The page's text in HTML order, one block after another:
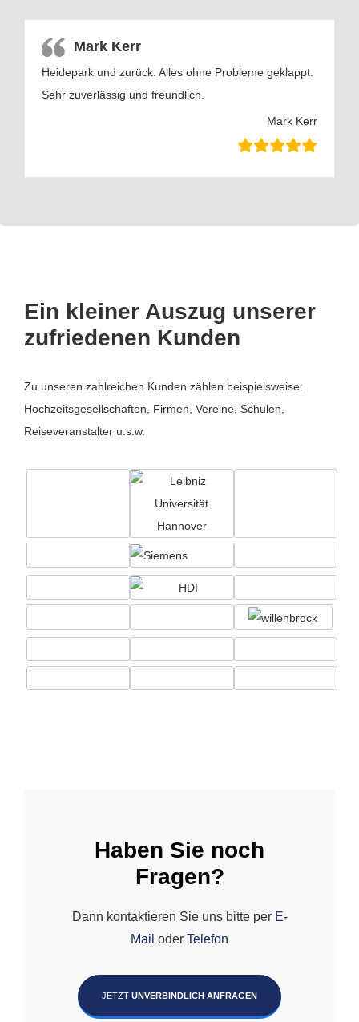
Mark Kerr
Heidepark und zurück. Alles ohne Probleme geklappt.
Sehr zuverlässig und freundlich.
Mark Kerr
Ein kleiner Auszug unserer
zufriedenen Kunden
Zu unseren zahlreichen Kunden zählen beispielsweise:
Hochzeitsgesellschaften, Firmen, Vereine, Schulen,
Reiseveranstalter u.s.w.
Haben Sie noch
Fragen?
Dann kontaktieren Sie uns bitte per E-
Mail oder Telefon
JETZT UNVERBINDLICH ANFRAGEN